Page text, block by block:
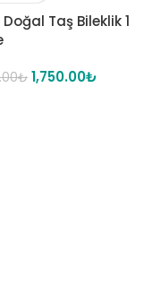
Taş Bileklik 1
₺ 1,750.00₺